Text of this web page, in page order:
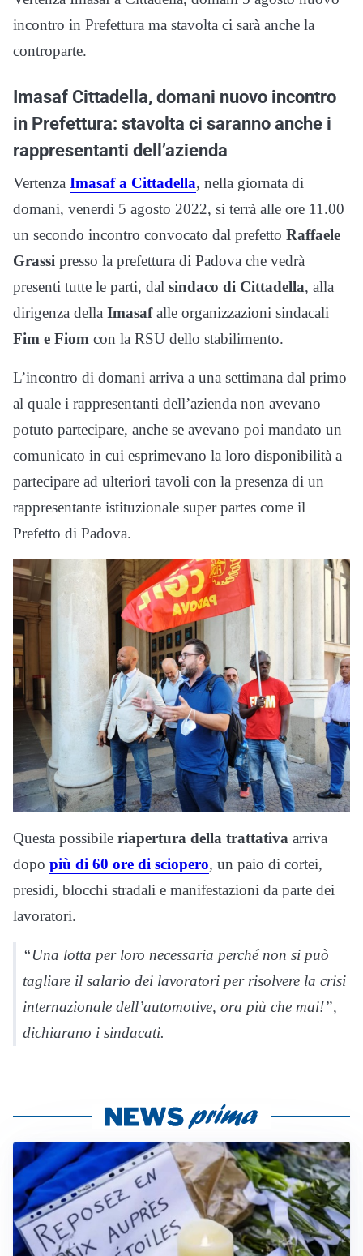
incontro in Prefettura ma stavolta ci sarà anche la
controparte.
Imasaf Cittadella, domani nuovo incontro
in Prefettura: stavolta ci saranno anche i
rappresentanti dell’azienda
Vertenza Imasaf a Cittadella, nella giornata di
domani, venerdì 5 agosto 2022, si terrà alle ore 11.00
un secondo incontro convocato dal prefetto Raffaele
Grassi presso la prefettura di Padova che vedrà
presenti tutte le parti, dal sindaco di Cittadella, alla
dirigenza della Imasafalle organizzazioni sindacali
Fim e Fiom con la RSU dello stabilimento.
L’incontro di domani arriva a una settimana dal primo
al quale i rappresentanti dell’azienda non avevano
potuto partecipare, anche se avevano poi mandato un
comunicato in cui esprimevano la loro disponibilità a
partecipare ad ulteriori tavoli con la presenza di un
rappresentante istituzionale super partes come il
Prefetto di Padova.
Questa possibile riapertura della trattativa arriva
dopo più di 60 ore di sciopero, un paio di cortei,
presidi, blocchi stradali e manifestazioni da parte dei
lavoratori.
“Una lotta per loro necessaria perché non si può
tagliare il salario dei lavoratori per risolvere la crisi
internazionale dell’automotive, ora più che mai!”,
dichiarano i sindacati.